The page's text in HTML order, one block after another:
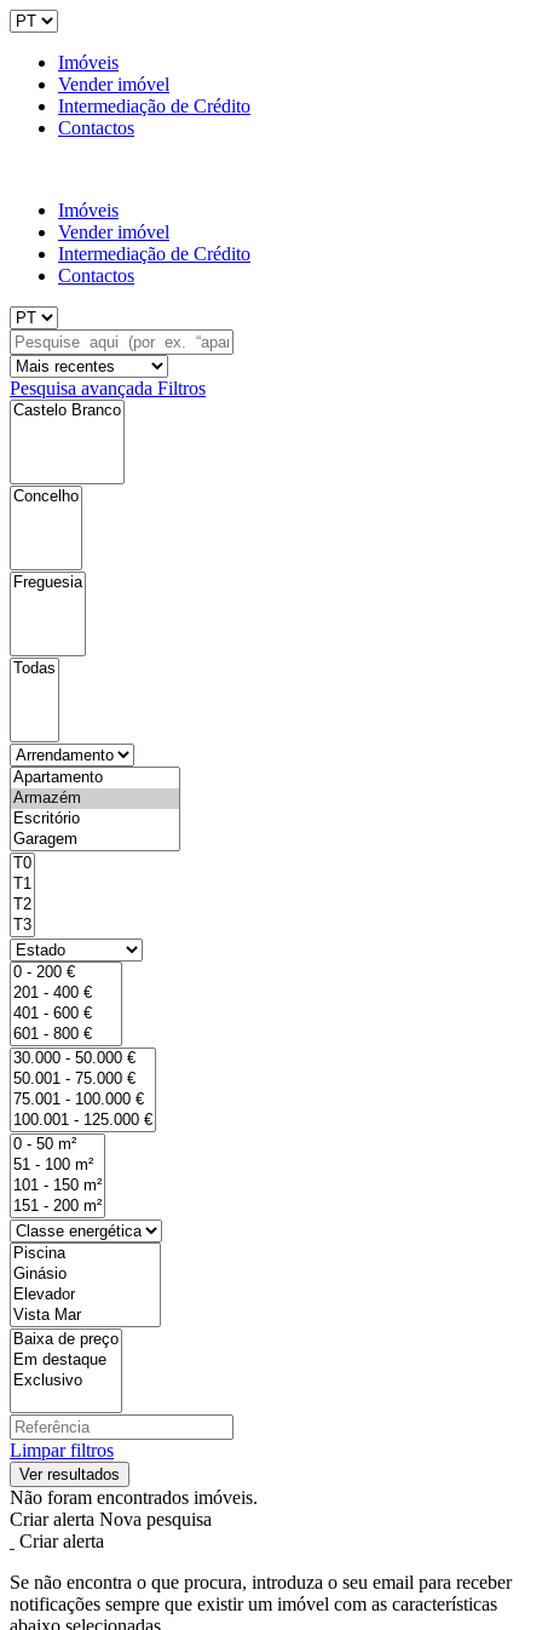
Imóveis
Vender imóvel
Intermediação de Crédito
Contactos
Imóveis
Vender imóvel
Intermediação de Crédito
Contactos
Pesquisa avançada Filtros
Limpar filtros
Não foram encontrados imóveis.
Criar alerta Nova pesquisa
Criar alerta
Se não encontra o que procura, introduza o seu email para receber
notificações sempre que existir um imóvel com as características
abaixo selecionadas.